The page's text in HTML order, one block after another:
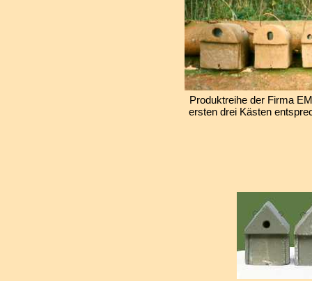
Produktreihe der Firma
ersten drei Kästen